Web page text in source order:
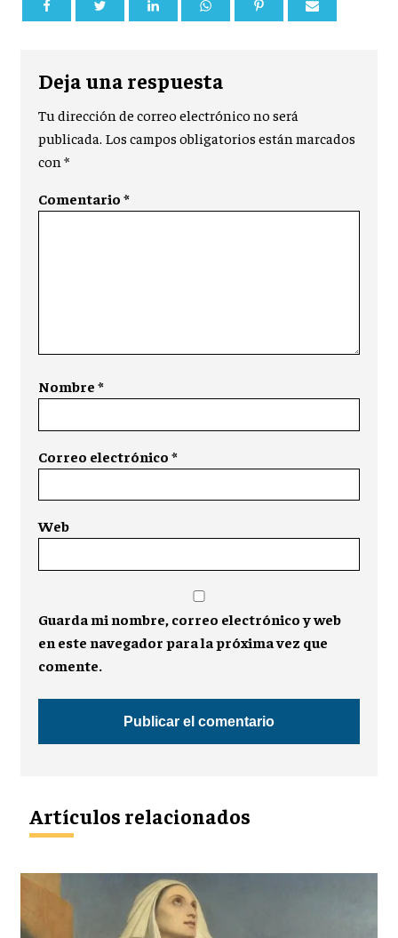
Deja una respuesta
Tu dirección de correo electrónico no será
publicada. Los campos obligatorios están marcados
con*
Comentario*
Nombre*
Correo electrónico*
Web
Guarda mi nombre, correo electrónico y web
en este navegador para la próxima vez que
comente.
Artículos relacionados